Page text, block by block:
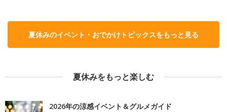
夏休みのイベント・おでかけトピックスをもっと見る
夏休みをもっと楽しむ
2026年の涼感イベント＆グルメガイド